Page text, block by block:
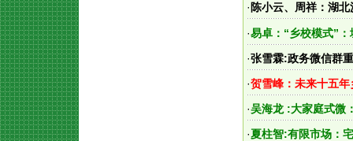
· 陈小云、周祥：湖
·易卓：“乡校模式”
·张雪霖:政务微信群
·贺雪峰：未来十五
·吴海龙 :大家庭式微
·夏柱智:有限市场：